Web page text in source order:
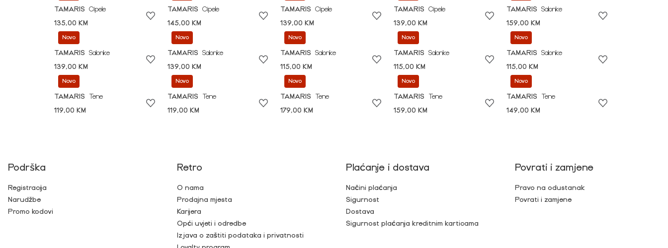
TAMARIS
Cipele
135,00 KM
TAMARIS
Cipele
145,00 KM
TAMARIS
Cipele
139,00 KM
TAMARIS
Cipele
139,00 KM
TAMARIS
Salonke
159,00 KM
Novo
TAMARIS
Salonke
139,00 KM
Novo
TAMARIS
Salonke
139,00 KM
Novo
TAMARIS
Salonke
115,00 KM
Novo
TAMARIS
Salonke
115,00 KM
Novo
TAMARIS
Salonke
115,00 KM
Novo
TAMARIS
Tene
119,00 KM
Novo
TAMARIS
Tene
119,00 KM
Novo
TAMARIS
Tene
179,00 KM
Novo
TAMARIS
Tene
159,00 KM
Novo
TAMARIS
Tene
149,00 KM
Podrška
Registracija
Narudžbe
Promo kodovi
Retro
O nama
Prodajna mjesta
Karijera
Opći uvjeti i odredbe
Izjava o zaštiti podataka i privatnosti
Plaćanje i dostava
Načini plaćanja
Sigurnost
Dostava
Sigurnost plaćanja kreditnim karticama
Povrati i zamjene
Pravo na odustanak
Povrati i zamjene